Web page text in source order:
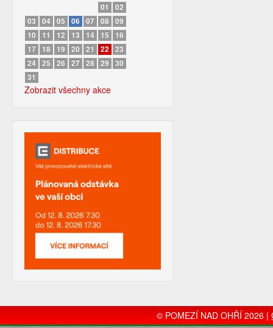
01
02
03
04 05 06 07 08
09
10
11 12 13 14 15
16
17 18 19 20 21 22
23
24
25 26 27 28 29
30
31
Zobrazit všechny akce
© POMEZÍ NAD OHŘÍ 2026 |